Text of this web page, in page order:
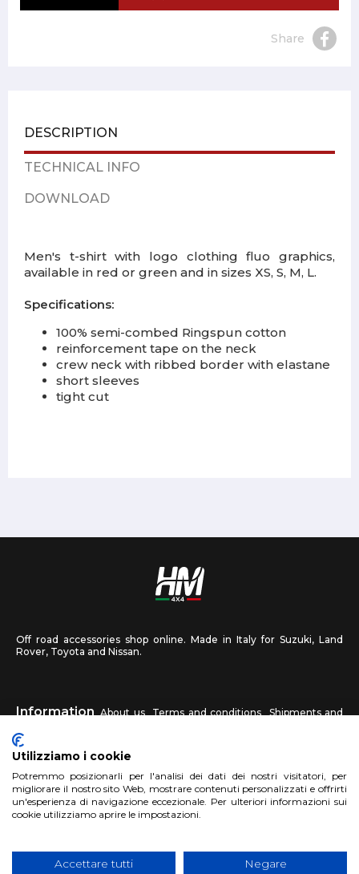
Share
DESCRIPTION
TECHNICAL INFO
DOWNLOAD
Men's t-shirt with logo clothing fluo graphics,
available in red or green and in sizes XS, S, M, L.
Specifications:
100% semi-combed Ringspun cotton
reinforcement tape on the neck
crew neck with ribbed border with elastane
short sleeves
tight cut
Off road accessories shop online. Made in Italy for Suzuki, Land
Rover, Toyota and Nissan.
Information About us Terms and conditions
Shipments and
returns
HM4X4 FAQ Affiliated workshop Send us a photo
Account Sign up
Utilizziamo i cookie
Potremmo posizionarli per l'analisi dei dati dei nostri visitatori, per
migliorare il nostro sito Web, mostrare contenuti personalizzati e offrirti
un'esperienza di navigazione eccezionale. Per ulteriori informazioni sui
cookie utilizziamo aprire le impostazioni.
Accettare tutti Negare